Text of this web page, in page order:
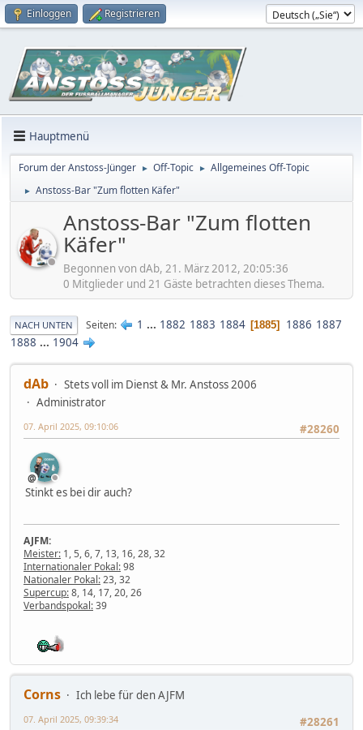
Einloggen Registrieren
Hauptmenü
Forum der Anstoss-Jünger ► Off-Topic ► Allgemeines Off-Topic
► Anstoss-Bar "Zum flotten Käfer"
Anstoss-Bar "Zum flotten
Käfer"
Begonnen von dAb, 21. März 2012, 20:05:36
0 Mitglieder und 21 Gäste betrachten dieses Thema.
NACH UNTEN Seiten 1 ... 1882 1883 1884 1885 1886 1887
1888 ... 1904
dAb
Stets voll im Dienst & Mr. Anstoss 2006
Administrator
#28260
07. April 2025, 09:10:06
Stinkt es bei dir auch?
AJFM:
Meister: 1, 5, 6, 7, 13, 16, 28, 32
Internationaler Pokal:98
Nationaler Pokal:23, 32
Supercup:8, 14, 17, 20, 26
Verbandspokal:39
Corns
Ich lebe für den AJFM
#28261
07. April 2025, 09:39:34